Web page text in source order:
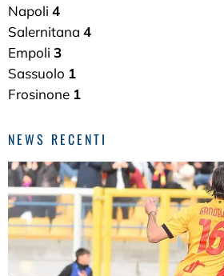
Napoli 4
Salernitana 4
Empoli 3
Sassuolo 1
Frosinone 1
NEWS RECENTI